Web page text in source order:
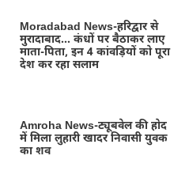
Moradabad News-हरिद्वार से
मुरादाबाद… कंधों पर बैठाकर लाए
माता-पिता, इन 4 कांवड़ियों को पूरा
देश कर रहा सलाम
Amroha News-ट्यूबवेल की होद
में मिला लुहारी खादर निवासी युवक
का शव